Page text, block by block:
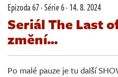
Redakce
Živě
Epizoda 67 · Série 6 ·14. 8. 2024
Seriál The Last
změní...
Po malé pauze je tu další